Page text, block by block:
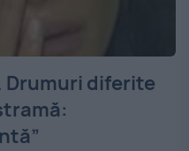
Drumuri diferite